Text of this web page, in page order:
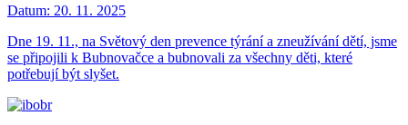
Datum: 20. 11. 2025
Dne 19. 11., na Světový den prevence týrání a zneužívání dětí, jsme
se připojili k Bubnovačce a bubnovali za všechny děti, které
potřebují být slyšet.